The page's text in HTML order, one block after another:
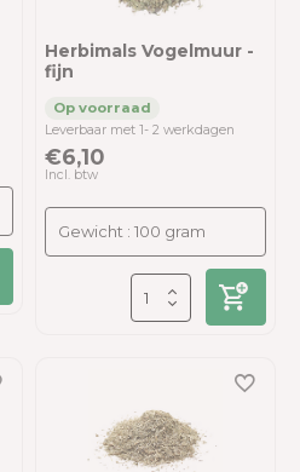
Herbimals Vogelmuur -
fijn
Leverbaar met 1- 2 werkdagen
€6,10
Incl. btw